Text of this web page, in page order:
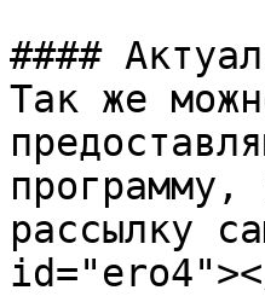
####
Так же
программу,
рассылку